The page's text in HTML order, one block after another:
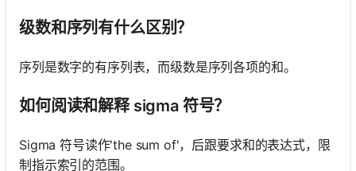
级数和序列有什么区别？
序列是数字的有序列表，而级数是序列各项的和。
如何阅读和解释 sigma 符号？
Sigma 符号读作'the sum of'，后跟要求和的表达式，限
制指示索引的范围。